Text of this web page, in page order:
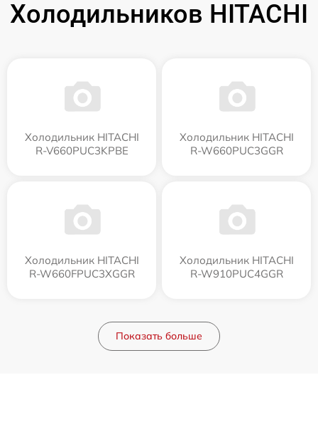
Холодильников HITACHI
Холодильник HITACHI
R-V660PUC3KPBE
Холодильник HITACHI
R-W660PUC3GGR
Холодильник HITACHI
R-W660FPUC3XGGR
Холодильник HITACHI
R-W910PUC4GGR
Показать больше